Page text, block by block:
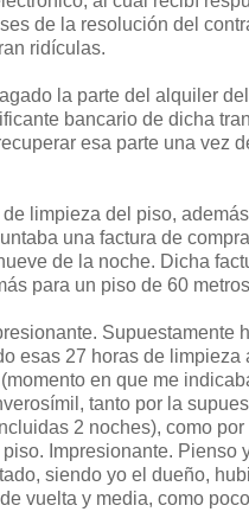
de la resolución del
ridículas.
la parte del alquiler
bancario de dicha
esa parte una vez
limpieza del piso,
una factura de
de la noche. Dicha
para un piso de 60
Supuestamente
esas 27 horas de limpieza
en que me
tanto por la
2 noches), como por
Impresionante. Pienso
siendo yo el dueño,
vuelta y media, como